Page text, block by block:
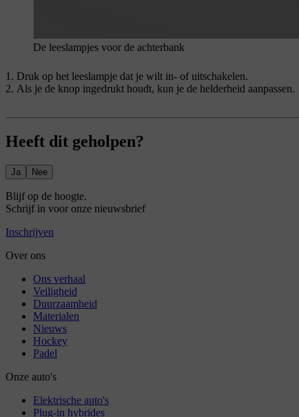
De leeslampjes voor de achterbank
Druk op het leeslampje dat je wilt in- of uitschakelen.
Als je de knop ingedrukt houdt, kun je de helderheid aanpassen.
Heeft dit geholpen?
Ja Nee